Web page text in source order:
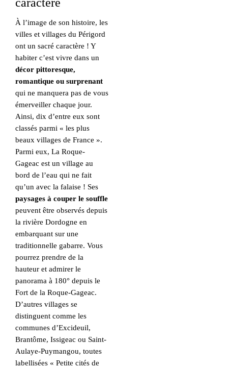
caractère
À l’image de son histoire, les
villes et villages du Périgord
ont un sacré caractère ! Y
habiter c’est vivre dans un
décor pittoresque,
romantique ou surprenant
qui ne manquera pas de vous
émerveiller chaque jour.
Ainsi, dix d’entre eux sont
classés parmi « les plus
beaux villages de France ».
Parmi eux, La Roque-
Gageac est un village au
bord de l’eau qui ne fait
qu’un avec la falaise ! Ses
paysages à couper le souffle
peuvent être observés depuis
la rivière Dordogne en
embarquant sur une
traditionnelle gabarre. Vous
pourrez prendre de la
hauteur et admirer le
panorama à 180° depuis le
Fort de la Roque-Gageac.
D’autres villages se
distinguent comme les
communes d’Excideuil,
Brantôme, Issigeac ou Saint-
Aulaye-Puymangou, toutes
labellisées « Petite cités de